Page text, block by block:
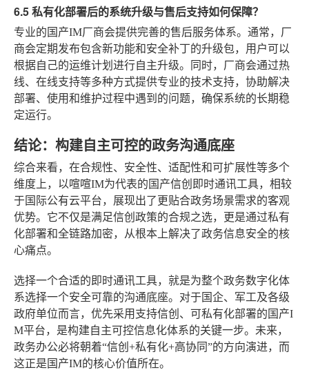
6.5 私有化部署后的系统升级与售后支持如何保障？
专业的国产IM厂商会提供完善的售后服务体系。通常，厂
商会定期发布包含新功能和安全补丁的升级包，用户可以
根据自己的运维计划进行自主升级。同时，厂商会通过热
线、在线支持等多种方式提供专业的技术支持，协助解决
部署、使用和维护过程中遇到的问题，确保系统的长期稳
定运行。
结论：构建自主可控的政务沟通底座
综合来看，在合规性、安全性、适配性和可扩展性等多个
维度上，以喧喧IM为代表的国产信创即时通讯工具，相较
于国际公有云平台，展现出了更贴合政务场景需求的客观
优势。它不仅是满足信创政策的合规之选，更是通过私有
化部署和全链路加密，从根本上解决了政务信息安全的核
心痛点。
选择一个合适的即时通讯工具，就是为整个政务数字化体
系选择一个安全可靠的沟通底座。对于国企、军工及各级
政府单位而言，优先采用支持信创、可私有化部署的国产I
M平台，是构建自主可控信息化体系的关键一步。未来，
政务办公必将朝着“信创+私有化+高协同”的方向演进，而
这正是国产IM的核心价值所在。